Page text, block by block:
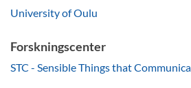
University of Oulu
Forskningscenter
STC - Sensible Things that